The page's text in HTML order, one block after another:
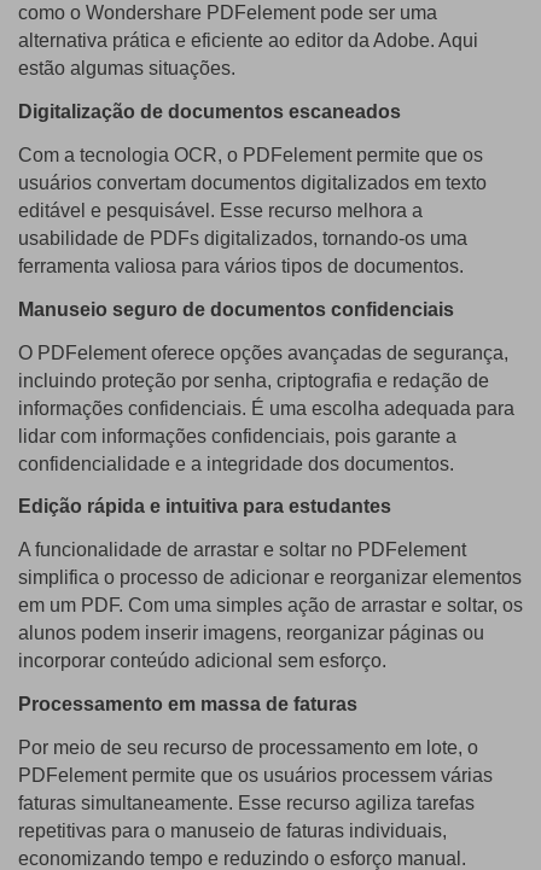
como o Wondershare PDFelement pode ser uma
alternativa prática e eficiente ao editor da Adobe. Aqui
estão algumas situações.
Digitalização de documentos escaneados
Com a tecnologia OCR, o PDFelement permite que os
usuários convertam documentos digitalizados em texto
editável e pesquisável. Esse recurso melhora a
usabilidade de PDFs digitalizados, tornando-os uma
ferramenta valiosa para vários tipos de documentos.
Manuseio seguro de documentos confidenciais
O PDFelement oferece opções avançadas de segurança,
incluindo proteção por senha, criptografia e redação de
informações confidenciais. É uma escolha adequada para
lidar com informações confidenciais, pois garante a
confidencialidade e a integridade dos documentos.
Edição rápida e intuitiva para estudantes
A funcionalidade de arrastar e soltar no PDFelement
simplifica o processo de adicionar e reorganizar elementos
em um PDF. Com uma simples ação de arrastar e soltar, os
alunos podem inserir imagens, reorganizar páginas ou
incorporar conteúdo adicional sem esforço.
Processamento em massa de faturas
Por meio de seu recurso de processamento em lote, o
PDFelement permite que os usuários processem várias
faturas simultaneamente. Esse recurso agiliza tarefas
repetitivas para o manuseio de faturas individuais,
economizando tempo e reduzindo o esforço manual.